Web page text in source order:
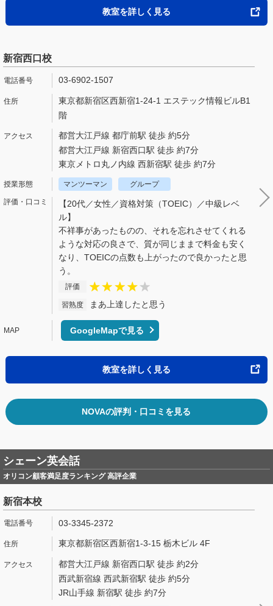
教室を詳しく見る
新宿西口校
03-6902-1507
東京都新宿区西新宿1-24-1 エステック情報ビルB1
階
都営大江戸線 都庁前駅 徒歩 約5分
都営大江戸線 新宿西口駅 徒歩 約7分
東京メトロ丸ノ内線 西新宿駅 徒歩 約7分
マンツーマン グループ
【20代／女性／資格対策（TOEIC）／中級レベ
ル】
不祥事があったものの、それを忘れさせてくれる
ような対応の良さで、質が同じままで料金も安く
なり、TOEICの点数も上がったので良かったと思
う。
評価
習熟度 まあ上達したと思う
GoogleMapで見る
教室を詳しく見る
NOVAの評判・口コミを見る
シェーン英会話
オリコン顧客満足度ランキング 高評企業
新宿本校
03-3345-2372
東京都新宿区西新宿1-3-15 栃木ビル 4F
都営大江戸線 新宿西口駅 徒歩 約2分
西武新宿線 西武新宿駅 徒歩 約5分
JR山手線 新宿駅 徒歩 約7分